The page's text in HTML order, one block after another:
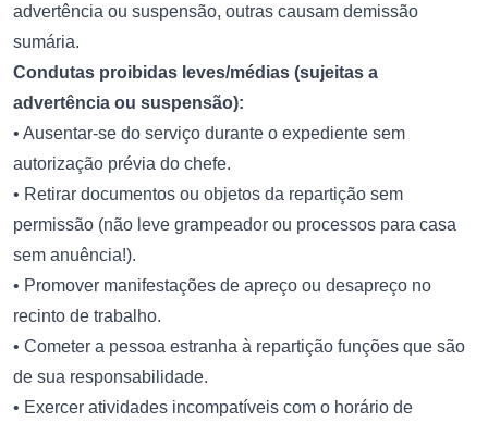
advertência ou suspensão, outras causam demissão
sumária.
Condutas proibidas leves/médias (sujeitas a
advertência ou suspensão):
• Ausentar-se do serviço durante o expediente sem
autorização prévia do chefe.
• Retirar documentos ou objetos da repartição sem
permissão (não leve grampeador ou processos para casa
sem anuência!).
• Promover manifestações de apreço ou desapreço no
recinto de trabalho.
• Cometer a pessoa estranha à repartição funções que são
de sua responsabilidade.
• Exercer atividades incompatíveis com o horário de